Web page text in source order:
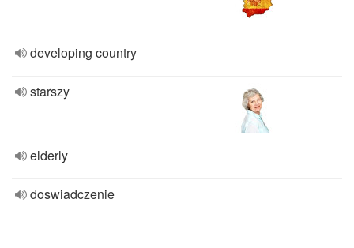
developing country
starszy
elderly
doswiadczenie